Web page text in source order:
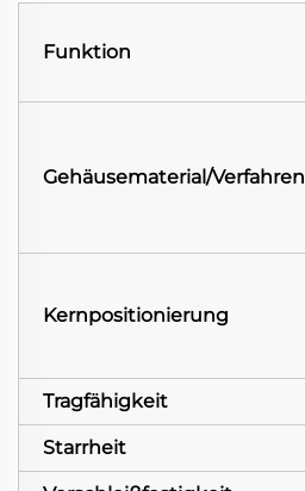
Funktion
Gehäusematerial/Verfahren
Kernpositionierung
Tragfähigkeit
Starrheit